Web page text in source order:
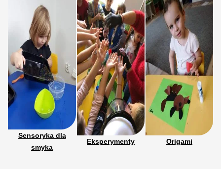
Sensoryka dla
smyka
Eksperymenty Origami